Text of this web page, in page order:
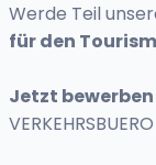
Werde Teil
für den
Jetzt bewerben